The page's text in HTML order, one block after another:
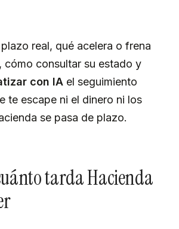
real, qué acelera o frena
cómo consultar su estado y
con IA el seguimiento
te escape ni el dinero ni los
se pasa de plazo.
tarda Hacienda